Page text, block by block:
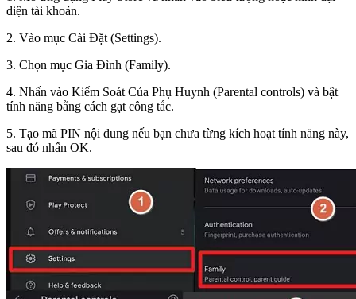
diện tài khoản.
2. Vào mục Cài Đặt (Settings).
3. Chọn mục Gia Đình (Family).
4. Nhấn vào Kiểm Soát Của Phụ Huynh (Parental controls) và bật
tính năng bằng cách gạt công tắc.
5. Tạo mã PIN nội dung nếu bạn chưa từng kích hoạt tính năng này,
sau đó nhấn OK.